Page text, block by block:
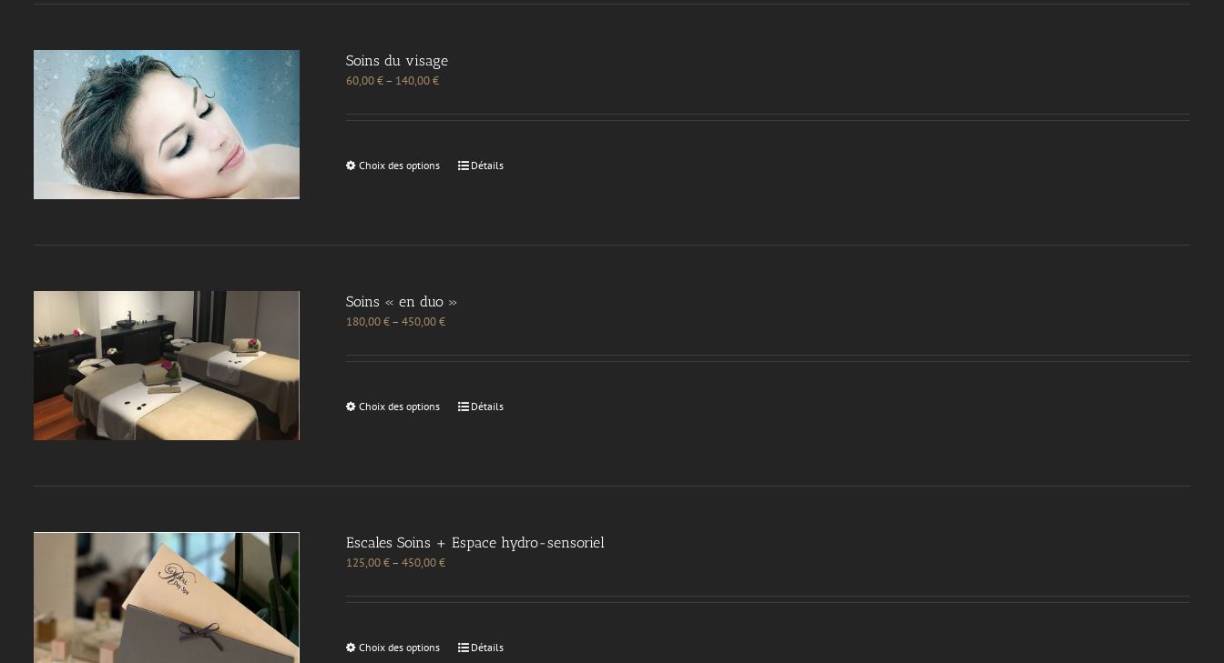
Soins du visage
60,00€– 140,00€
Choix des options Détails
Soins « en duo »
180,00€– 450,00€
Choix des options Détails
Escales Soins + Espace hydro-sensoriel
125,00€– 450,00€
Choix des options Détails